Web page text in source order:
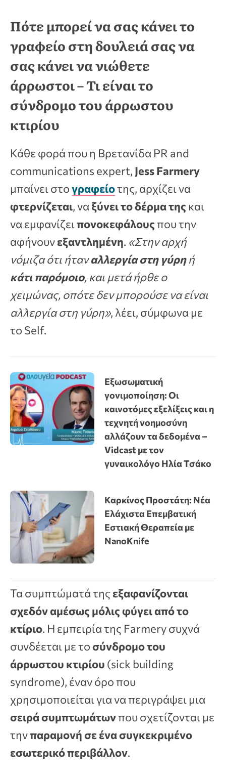
Πότε μπορεί να σας κάνει το
γραφείο στη δουλειά σας να
σας κάνει να νιώθετε
άρρωστοι – Τι είναι το
σύνδρομο του άρρωστου
κτιρίου
Κάθε φορά που η Βρετανίδα PR and
communications expert, Jess Farmery
μπαίνει στογραφείοτης, αρχίζει να
φτερνίζεται, να ξύνει το δέρμα της και
να εμφανίζειπονοκεφάλουςπου την
αφήνουνεξαντλημένη. «Στην αρχή
νόμιζα ότι ήταναλλεργία στη γύρηή
κάτι παρόμοιο, και μετά ήρθε ο
χειμώνας, οπότε δεν μπορούσε να είναι
αλλεργία στη γύρη», λέει, σύμφωνα με
το Self.
Εξωσωματική
γονιμοποίηση: Οι
καινοτόμες εξελίξεις και η
τεχνητή νοημοσύνη
αλλάζουν τα δεδομένα –
Vidcast με τον
γυναικολόγο Ηλία Τσάκο
Καρκίνος Προστάτη: Νέα
Ελάχιστα Επεμβατική
Εστιακή Θεραπεία με
NanoKnife
Τα συμπτώματά της εξαφανίζονται
σχεδόν αμέσως μόλις φύγει από το
κτίριο. Η εμπειρία της Farmery συχνά
συνδέεται με τοσύνδρομο του
άρρωστου κτιρίου (sick building
syndrome), έναν όρο που
χρησιμοποιείται για να περιγράψει μια
σειρά συμπτωμάτωνπου σχετίζονται με
τηνπαραμονή σε ένα συγκεκριμένο
εσωτερικό περιβάλλον.